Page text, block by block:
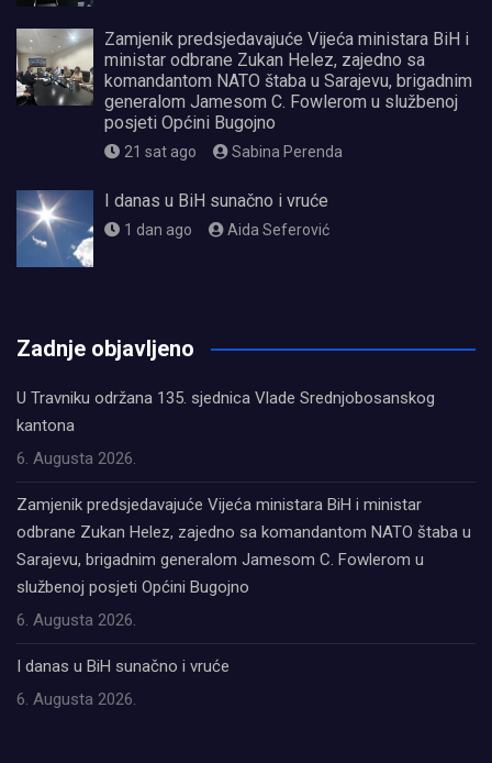
Zamjenik predsjedavajuće Vijeća ministara BiH i
ministar odbrane Zukan Helez, zajedno sa
komandantom NATO štaba u Sarajevu, brigadnim
generalom Jamesom C. Fowlerom u službenoj
posjeti Općini Bugojno
21 sat ago Sabina Perenda
I danas u BiH sunačno i vruće
1 dan ago Aida Seferović
Zadnje objavljeno
U Travniku održana 135. sjednica Vlade Srednjobosanskog
kantona
6. Augusta 2026.
Zamjenik predsjedavajuće Vijeća ministara BiH i ministar
odbrane Zukan Helez, zajedno sa komandantom NATO štaba u
Sarajevu, brigadnim generalom Jamesom C. Fowlerom u
službenoj posjeti Općini Bugojno
6. Augusta 2026.
I danas u BiH sunačno i vruće
6. Augusta 2026.